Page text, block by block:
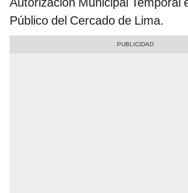
Público del Cercado de Lima.